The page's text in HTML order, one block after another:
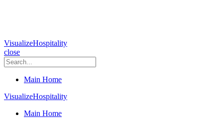
VisualizeHospitality
close
Main Home
VisualizeHospitality
Main Home